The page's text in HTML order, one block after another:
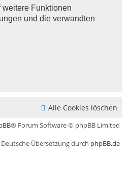
Funktionen
und die verwandten
Alle Cookies löschen
® Forum Software © phpBB Limited
Deutsche Übersetzung durch phpBB.de